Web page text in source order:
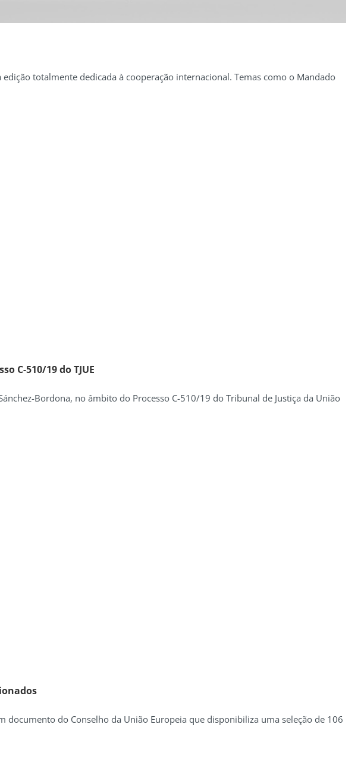
totalmente dedicada à cooperação internacional. Temas como o Mandado
C-510/19 do TJUE
Bordona, no âmbito do Processo C-510/19 do Tribunal de Justiça da União
do Conselho da União Europeia que disponibiliza uma seleção de 106